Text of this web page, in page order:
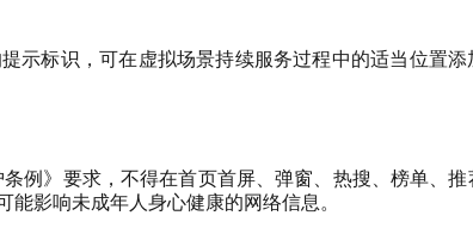
示标识，可在虚拟场景持续服务过程中的适当位置添
例》要求，不得在首页首屏、弹窗、热搜、榜单、推
影响未成年人身心健康的网络信息。